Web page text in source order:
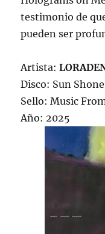
testimonio de
pueden ser
Artista:
Disco: Sun Shone
Sello: Music
Año: 2025